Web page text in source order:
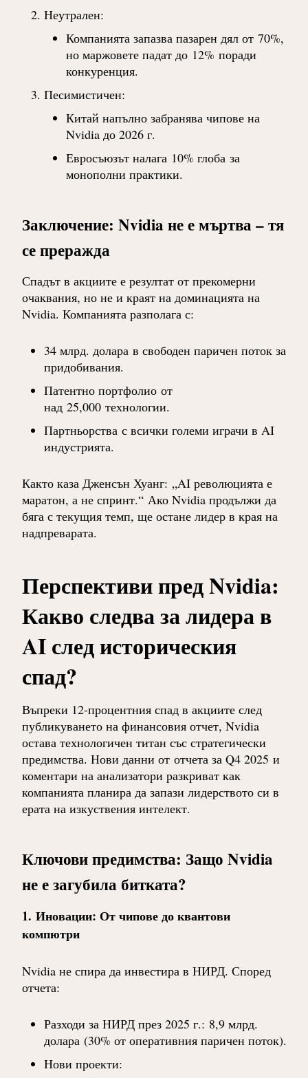
Неутрален:
Компанията запазва пазарен дял от 70%,
но маржовете падат до 12% поради
конкуренция.
Песимистичен:
Китай напълно забранява чипове на
Nvidia до 2026 г.
Евросъюзът налага 10% глобаза
монополни практики.
Заключение: Nvidia не е мъртва – тя
се преражда
Спадът в акциите е резултат от прекомерни
очаквания, но не и краят на доминацията на
Nvidia. Компанията разполага с:
34 млрд. доларав свободен паричен поток за
придобивания.
Патентно портфолиоот
над 25,000технологии.
Партньорствас всички големи играчи в AI
индустрията.
Както каза Дженсън Хуанг: „AI революцията е
маратон, а не спринт.“Ако Nvidia продължи да
бяга с текущия темп, ще остане лидер в края на
надпреварата.
Перспективи пред Nvidia:
Какво следва за лидера в
AI след историческия
спад?
Въпреки 12-процентния спад в акциите след
публикуването на финансовия отчет, Nvidia
остава технологичен титан със стратегически
предимства. Нови данни от отчета за Q4 2025 и
коментари на анализатори разкриват как
компанията планира да запази лидерството си в
ерата на изкуствения интелект.
Ключови предимства: Защо Nvidia
не е загубила битката?
1. Иновации: От чипове до квантови
компютри
Nvidia не спира да инвестира в НИРД. Според
отчета:
Разходи за НИРД през 2025 г.: 8,9 млрд.
долара(30% от оперативния паричен поток).
Нови проекти: